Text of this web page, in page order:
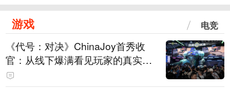
游戏 电竞
《代号：对决》ChinaJoy首秀收
官：从线下爆满看见玩家的真实期
待